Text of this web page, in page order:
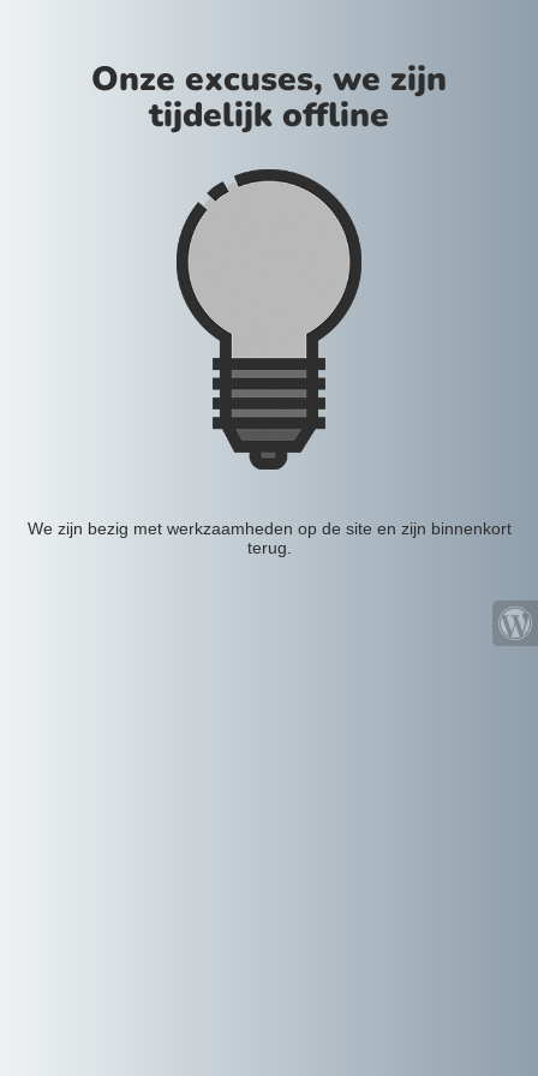
Onze excuses, we zijn
tijdelijk offline
We zijn bezig met werkzaamheden op de site en zijn binnenkort
terug.